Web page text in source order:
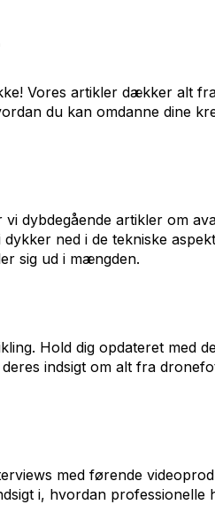
Vores artikler dækker alt
du kan omdanne dine
dybdegående artikler om
ned i de tekniske
sig ud i mængden.
Hold dig opdateret med
indsigt om alt fra
med førende
i, hvordan professionelle